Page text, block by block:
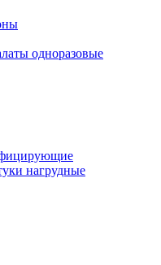
одноразовые
нагрудные